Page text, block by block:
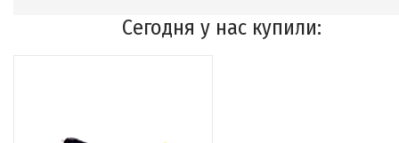
Сегодня у нас купили: